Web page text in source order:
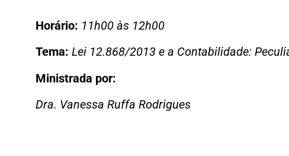
Horário: 11h00 às 12h00
Tema: Lei 12.868/2013 e a Contabilidade:
Ministrada por:
Dra. Vanessa Ruffa Rodrigues